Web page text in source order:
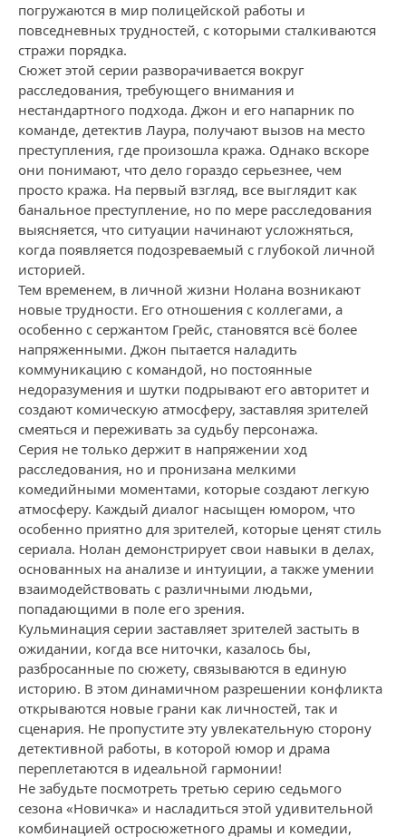
погружаются в мир полицейской работы и
повседневных трудностей, с которыми сталкиваются
стражи порядка.
Сюжет этой серии разворачивается вокруг
расследования, требующего внимания и
нестандартного подхода. Джон и его напарник по
команде, детектив Лаура, получают вызов на место
преступления, где произошла кража. Однако вскоре
они понимают, что дело гораздо серьезнее, чем
просто кража. На первый взгляд, все выглядит как
банальное преступление, но по мере расследования
выясняется, что ситуации начинают усложняться,
когда появляется подозреваемый с глубокой личной
историей.
Тем временем, в личной жизни Нолана возникают
новые трудности. Его отношения с коллегами, а
особенно с сержантом Грейс, становятся всё более
напряженными. Джон пытается наладить
коммуникацию с командой, но постоянные
недоразумения и шутки подрывают его авторитет и
создают комическую атмосферу, заставляя зрителей
смеяться и переживать за судьбу персонажа.
Серия не только держит в напряжении ход
расследования, но и пронизана мелкими
комедийными моментами, которые создают легкую
атмосферу. Каждый диалог насыщен юмором, что
особенно приятно для зрителей, которые ценят стиль
сериала. Нолан демонстрирует свои навыки в делах,
основанных на анализе и интуиции, а также умении
взаимодействовать с различными людьми,
попадающими в поле его зрения.
Кульминация серии заставляет зрителей застыть в
ожидании, когда все ниточки, казалось бы,
разбросанные по сюжету, связываются в единую
историю. В этом динамичном разрешении конфликта
открываются новые грани как личностей, так и
сценария. Не пропустите эту увлекательную сторону
детективной работы, в которой юмор и драма
переплетаются в идеальной гармонии!
Не забудьте посмотреть третью серию седьмого
сезона «Новичка» и насладиться этой удивительной
комбинацией остросюжетного драмы и комедии,